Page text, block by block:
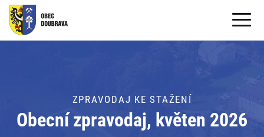
OBECNÍ ÚŘAD
PRO OBČANY
Formuláře ke stažení
ZPRAVODAJ KE STAŽENÍ
Obecní zpravodaj, květen 2026